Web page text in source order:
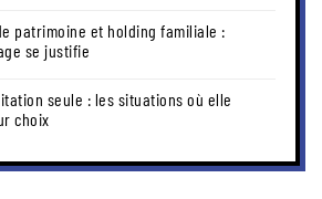
patrimoine et holding familiale :
se justifie
seule : les situations où elle
choix